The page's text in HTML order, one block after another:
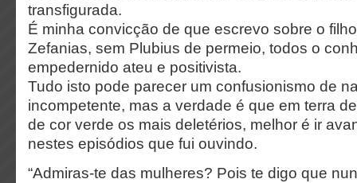
transfigurada.
É minha convicção de que escrevo sobre o
Zefanias, sem Plubius de permeio, todos o
empedernido ateu e positivista.
Tudo isto pode parecer um confusionismo de
incompetente, mas a verdade é que em terra
de cor verde os mais deletérios, melhor é ir
nestes episódios que fui ouvindo.
“Admiras-te das mulheres? Pois te digo que